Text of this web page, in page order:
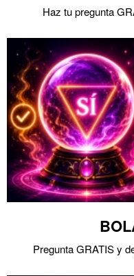
Haz tu pregunta
Pregunta GRATIS y